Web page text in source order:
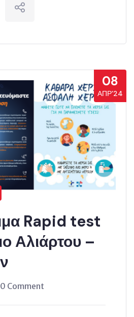
08
ΑΠΡ’24
Rapid test
Αλιάρτου –
0 Comment